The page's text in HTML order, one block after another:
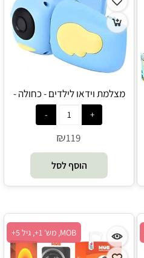
מצלמת וידאו לילדים - כחולה -
₪119
הוסף לסל
MOB, מש' 1+, גיל 5+